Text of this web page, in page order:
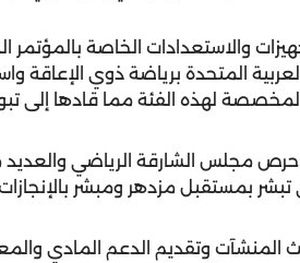
والاستعدادات الخاصة
العربية المتحدة برياضة ذوي الإعاقة
المخصصة لهذه الفئة مما قادها إلى
حرص مجلس الشارقة الرياضي
تبشر بمستقبل مزدهر ومبشر
المنشآت وتقديم الدعم المادي